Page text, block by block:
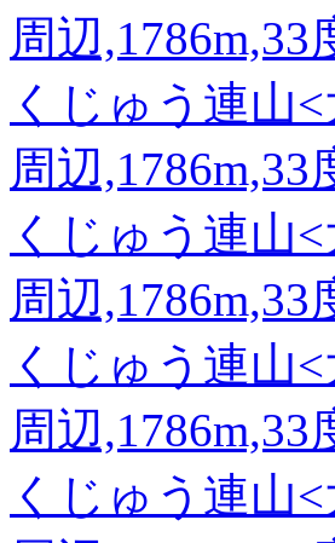
周辺,1786m,33
くじゅう連山
周辺,1786m,33
くじゅう連山
周辺,1786m,33
くじゅう連山
周辺,1786m,33
くじゅう連山